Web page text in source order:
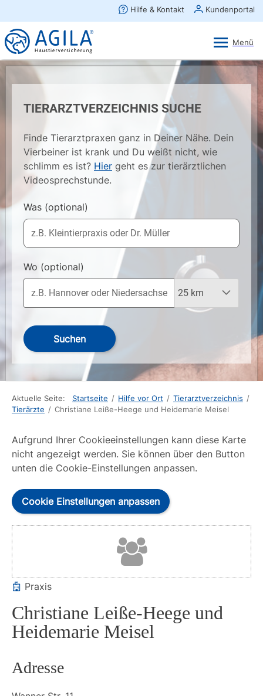
TIERARZTVERZEICHNIS SUCHE
Finde Tierarztpraxen ganz in Deiner Nähe. Dein
Vierbeiner ist krank und Du weißt nicht, wie
schlimm es ist? Hier geht es zur tierärztlichen
Videosprechstunde.
Was (optional)
Wo (optional)
Suchen
Aktuelle Seite: Startseite / Hilfe vor Ort / Tierarztverzeichnis /
Tierärzte / Christiane Leiße-Heege und Heidemarie Meisel
Aufgrund Ihrer Cookieeinstellungen kann diese Karte
nicht angezeigt werden. Sie können über den Button
unten die Cookie-Einstellungen anpassen.
Cookie Einstellungen anpassen
Praxis
Christiane Leiße-Heege und
Heidemarie Meisel
Adresse
×
AGILA Kunden-App
Gratis - Im Play Store laden
Ansehen